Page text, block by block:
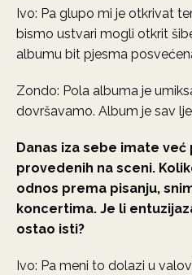
Ivo: Pa glupo mi je otkrivat
bismo ustvari mogli otkrit
albumu bit pjesma
Zondo: Pola albuma je
dovršavamo. Album je sav
Danas iza sebe imate
provedenih na sceni.
odnos prema pisanju,
koncertima. Je li
ostao isti?
Ivo: Pa meni to dolazi u